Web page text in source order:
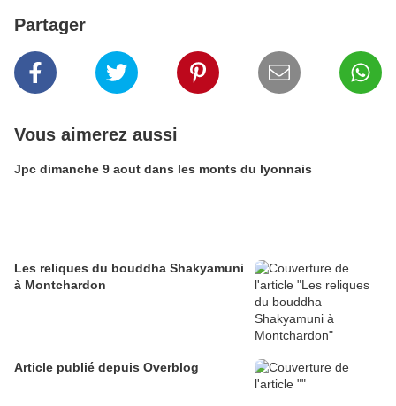
Partager
Vous aimerez aussi
Jpc dimanche 9 aout dans les monts du lyonnais
Les reliques du bouddha Shakyamuni
à Montchardon
Article publié depuis Overblog